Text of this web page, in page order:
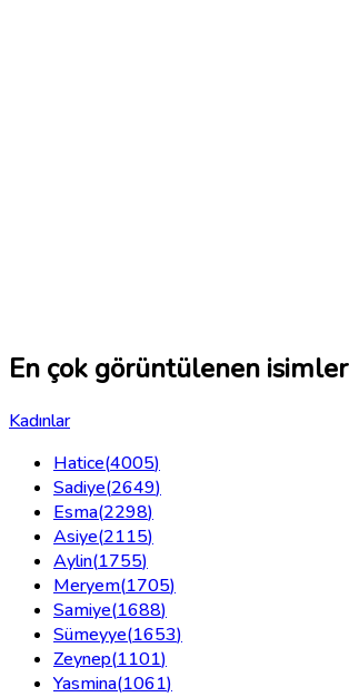
En çok görüntülenen isimler
Kadınlar
Hatice(4005)
Sadiye(2649)
Esma(2298)
Asiye(2115)
Aylin(1755)
Meryem(1705)
Samiye(1688)
Sümeyye(1653)
Zeynep(1101)
Yasmina(1061)